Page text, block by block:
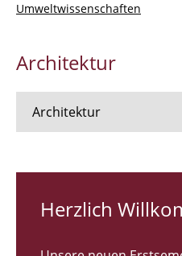
Umweltwissenschaften
Architektur
Architektur
RUNDGANG 26
Herzlich